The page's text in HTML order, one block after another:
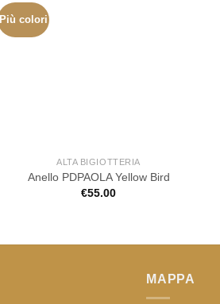
Più colori
ALTA BIGIOTTERIA
Anello PDPAOLA Yellow Bird
€55.00
MAPPA